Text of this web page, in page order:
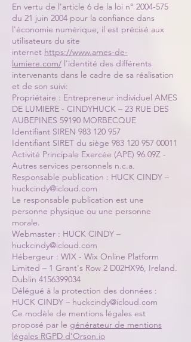
En vertu de l'article 6 de la loi n° 2004-575
du 21 juin 2004 pour la confiance dans
l'économie numérique, il est précisé aux
utilisateurs du site
internet https://www.ames-de-
lumiere.com/ l'identité des différents
intervenants dans le cadre de sa réalisation
et de son suivi:
Propriétaire : Entrepreneur individuel AMES
DE LUMIERE - CINDYHUCK – 23 RUE DES
AUBEPINES 59190 MORBECQUE
Identifiant SIREN 983 120 957
Identifiant SIRET du siège 983 120 957 00011
Activité Principale Exercée (APE) 96.09Z -
Autres services personnels n.c.a.
Responsable publication : HUCK CINDY –
huckcindy@icloud.com
Le responsable publication est une
personne physique ou une personne
morale.
Webmaster : HUCK CINDY –
huckcindy@icloud.com
Hébergeur : WIX - Wix Online Platform
Limited – 1 Grant's Row 2 D02HX96, Ireland.
Dublin 4156399034
Délégué à la protection des données :
HUCK CINDY – huckcindy@icloud.com
Ce modèle de mentions légales est
proposé par le générateur de mentions
légales RGPD d'Orson.io